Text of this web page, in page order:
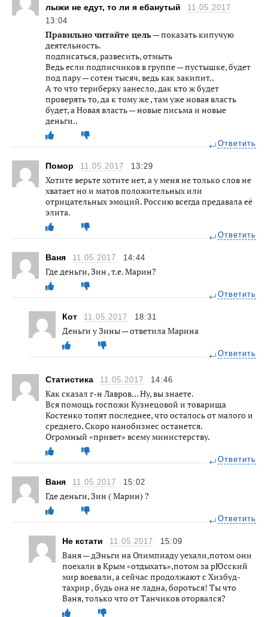
лыжи не едут, то ли я ебанутый
11.05.2017
13:04
Правильно читайте цель— показать кипучую
деятельность.
подписаться, развесить, отмыть
Ведь если подписчиков в группе — пустышке, будет
под пару — сотен тысяч, ведь как закипит..
А то что териберку занесло, дак кто ж будет
проверять то, да к тому же , там уже новая власть
будет, а Новая власть — новые письма и новые
деньги..
Ответить
Помор 11.05.2017 13:29
Хотите верьте хотите нет, а у меня не только слов не
хватает но и матов положительных или
отрицательных эмоций. Россию всегда предавала её
элита.
Ответить
Ваня 11.05.2017 14:44
Где деньги, Зин , т.е. Марин?
Ответить
Кот 11.05.2017 18:31
Деньги у Зины — ответила Марина
Ответить
Статистика 11.05.2017 14:46
Как сказал г-н Лавров… Ну, вы знаете.
Вся помощь госпожи Кузнецовой и товарища
Костенко топят последнее, что осталось от малого и
среднего. Скоро нанобизнес останется.
Огромный «привет» всему министерству.
Ответить
Ваня 11.05.2017 15:02
Где деньги, Зин ( Марин) ?
Ответить
Не кстати 11.05.2017 15:09
Ваня — дЭньги на Олимпиаду уехали,потом они
поехали в Крым «отдыхать»,потом за рЮсский
мир воевали, а сейчас продолжают с Хизбуд-
тахрир , будь она не ладна, бороться! Ты что
Ваня, только что от Танчиков оторвался?